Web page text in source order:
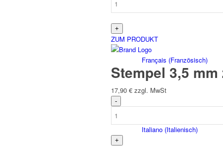
Français (Französisch)
Italiano (Italienisch)
ZUM PRODUKT
Stempel 3,5
17,90 € zzgl. MwSt